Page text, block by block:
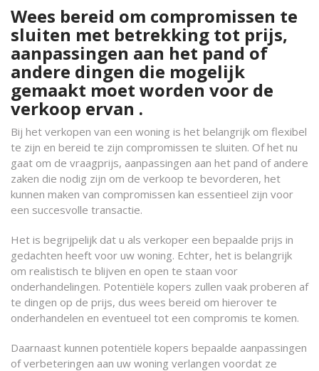
Wees bereid om compromissen te
sluiten met betrekking tot prijs,
aanpassingen aan het pand of
andere dingen die mogelijk
gemaakt moet worden voor de
verkoop ervan .
Bij het verkopen van een woning is het belangrijk om flexibel
te zijn en bereid te zijn compromissen te sluiten. Of het nu
gaat om de vraagprijs, aanpassingen aan het pand of andere
zaken die nodig zijn om de verkoop te bevorderen, het
kunnen maken van compromissen kan essentieel zijn voor
een succesvolle transactie.
Het is begrijpelijk dat u als verkoper een bepaalde prijs in
gedachten heeft voor uw woning. Echter, het is belangrijk
om realistisch te blijven en open te staan voor
onderhandelingen. Potentiële kopers zullen vaak proberen af
te dingen op de prijs, dus wees bereid om hierover te
onderhandelen en eventueel tot een compromis te komen.
Daarnaast kunnen potentiële kopers bepaalde aanpassingen
of verbeteringen aan uw woning verlangen voordat ze